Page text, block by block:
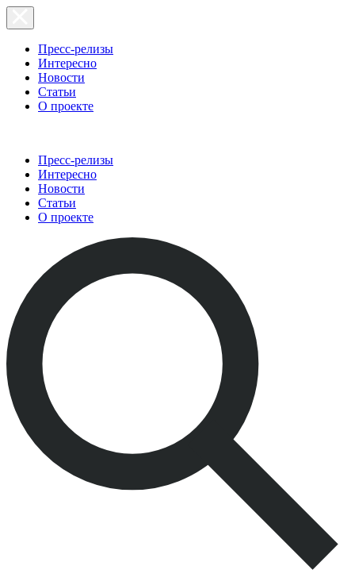
Пресс-релизы
Интересно
Новости
Статьи
О проекте
Пресс-релизы
Интересно
Новости
Статьи
О проекте